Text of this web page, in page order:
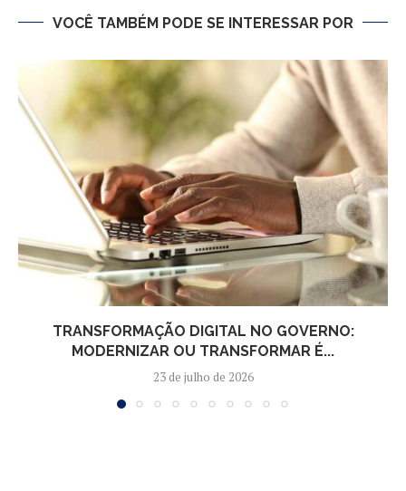
VOCÊ TAMBÉM PODE SE INTERESSAR POR
TRANSFORMAÇÃO DIGITAL NO GOVERNO:
MODERNIZAR OU TRANSFORMAR É...
23 de julho de 2026